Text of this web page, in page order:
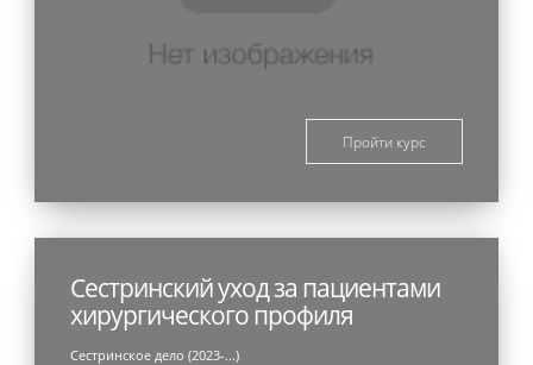
Пройти курс
Сестринский уход за пациентами
хирургического профиля
Сестринское дело (2023-...)